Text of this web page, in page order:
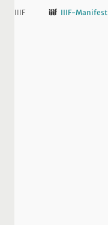
IIIF IIIF-Manifest